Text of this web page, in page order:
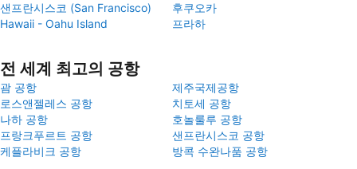
샌프란시스코 (San Francisco)
후쿠오카
Hawaii - Oahu Island
프라하
전 세계 최고의 공항
괌 공항
제주국제공항
로스앤젤레스 공항
치토세 공항
나하 공항
호놀룰루 공항
프랑크푸르트 공항
샌프란시스코 공항
케플라비크 공항
방콕 수완나품 공항